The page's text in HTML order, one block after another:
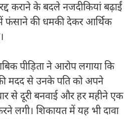
कराने के बदले नजदीकियां बढ़ाईं
की धमकी देकर आर्थिक
पीड़िता ने आरोप लगाया कि
की मदद से उनके पति को अपने
से दूरी बनवाई और हर महीने एक
लगी। शिकायत में यह भी दावा